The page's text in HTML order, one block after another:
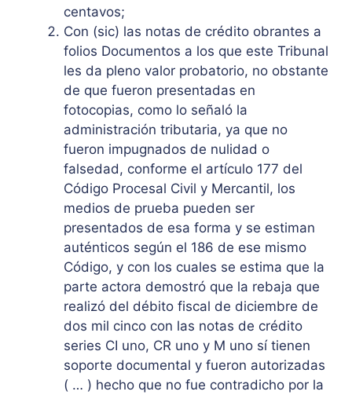
centavos;
Con (sic) las notas de crédito obrantes a
folios Documentos a los que este Tribunal
les da pleno valor probatorio, no obstante
de que fueron presentadas en
fotocopias, como lo señaló la
administración tributaria, ya que no
fueron impugnados de nulidad o
falsedad, conforme el artículo 177 del
Código Procesal Civil y Mercantil, los
medios de prueba pueden ser
presentados de esa forma y se estiman
auténticos según el 186 de ese mismo
Código, y con los cuales se estima que la
parte actora demostró que la rebaja que
realizó del débito fiscal de diciembre de
dos mil cinco con las notas de crédito
series CI uno, CR uno y M uno sí tienen
soporte documental y fueron autorizadas
( … ) hecho que no fue contradicho por la